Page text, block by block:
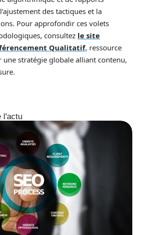
des tactiques et la
Pour approfondir ces volets
consultez le site
Qualitatif, ressource
stratégie globale alliant contenu,
l'actu